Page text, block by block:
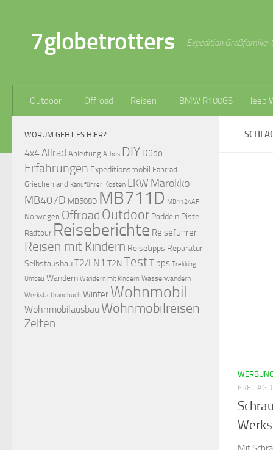
7globetrotters Expedition Großfamilie:
Outdoor Offroad Reisen BMW R100GS Jeep
FREITAG,
WORUM GEHT ES HIER?
4x4Allrad Anleitung Athos DIY Düdo
Erfahrungen Expeditionsmobil Fahrrad
Griechenland Kanuführer Kosten LKW Marokko
MB407D MB508D MB711D MB1124AF
Norwegen Offroad Outdoor Paddeln Piste
Radtour Reiseberichte Reiseführer
Reisen mit Kindern Reisetipps Reparatur
SelbstausbauT2/LN1 T2N TestTipps Trekking
Umbau Wandern Wandern mit Kindern Wasserwandern
Werkstatthandbuch Winter Wohnmobil
Wohnmobilausbau Wohnmobilreisen
Zelten